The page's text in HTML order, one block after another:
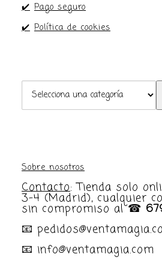
✔️ Pago seguro
✔️ Política de cookies
una
Sobre nosotros
Contacto: Tienda solo
3-4 (Madrid), cualquier
sin compromiso al ☎
📧
📧 info@ventamagia.com